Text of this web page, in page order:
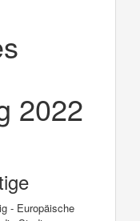
2022
- Europäische